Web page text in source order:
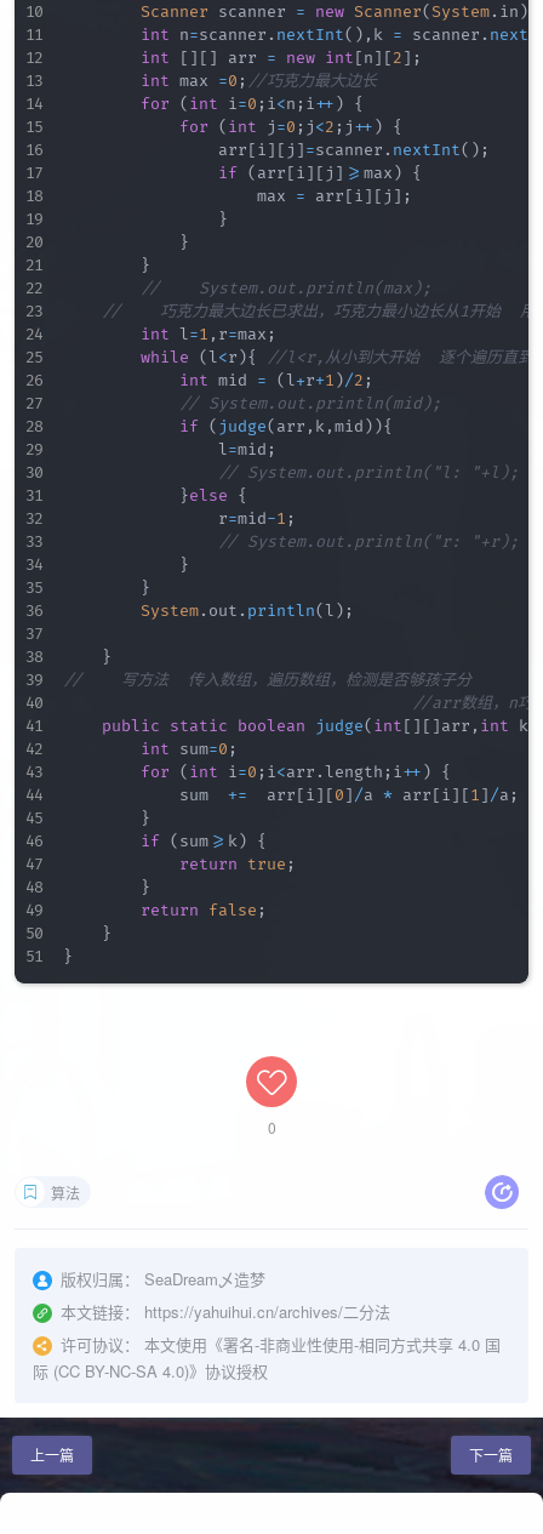
Scanner scanner = new Scanner( System. in )
int n=scanner . nextInt( ) , k = scanner .
int
[ ] [ ] arr = new int [n] [2] ;
int max =0 ; //巧克力最大边长
for
( int i=0 ; i<n ; i++ )
{
for
( int j=0 ; j<2 ; j++ )
{
                arr
[i] [ j ] =scanner . nextInt( ) ;
if ( arr [i] [ j ] >= max )
{
                    max
= arr [i] [ j ] ;
}
}
}
//		System.out.println(max);
//    巧克力最大边长已求出，巧克力最小边长从1开始  用二
int l=1 , r=max ;
while
(l<r ){
//l<r,从小到大开始  逐个遍历直到l
int mid = (l+r+1 )/2 ;
// System.out.println(mid);
if ( judge( arr , k,mid ) ){
                l
=mid ;
// System.out.println("l: "+l);
}else
{
                r
=mid-1 ;
// System.out.println("r: "+r);
}
}
System. out . println(l ) ;
}
//    写方法  传入数组，遍历数组，检测是否够孩子分
//arr数组，n巧克
public
static boolean judge( int [ ] [ ] arr , int k
int sum=0 ;
for
( int i=0 ; i<arr .length ; i++ )
{
            sum
+=
  arr
[i] [0] /a * arr [i] [1] /a ;
}
if ( sum >= k)
{
return
true ;
}
return
false ;
}
}
0
算法
版权归属：
SeaDream乄造梦
本文链接：
https://yahuihui.cn/archives/二分法
许可协议：
本文使用《署名-非商业性使用-相同方式共享 4.0 国
际 (CC BY-NC-SA 4.0)》协议授权
上一篇 下一篇